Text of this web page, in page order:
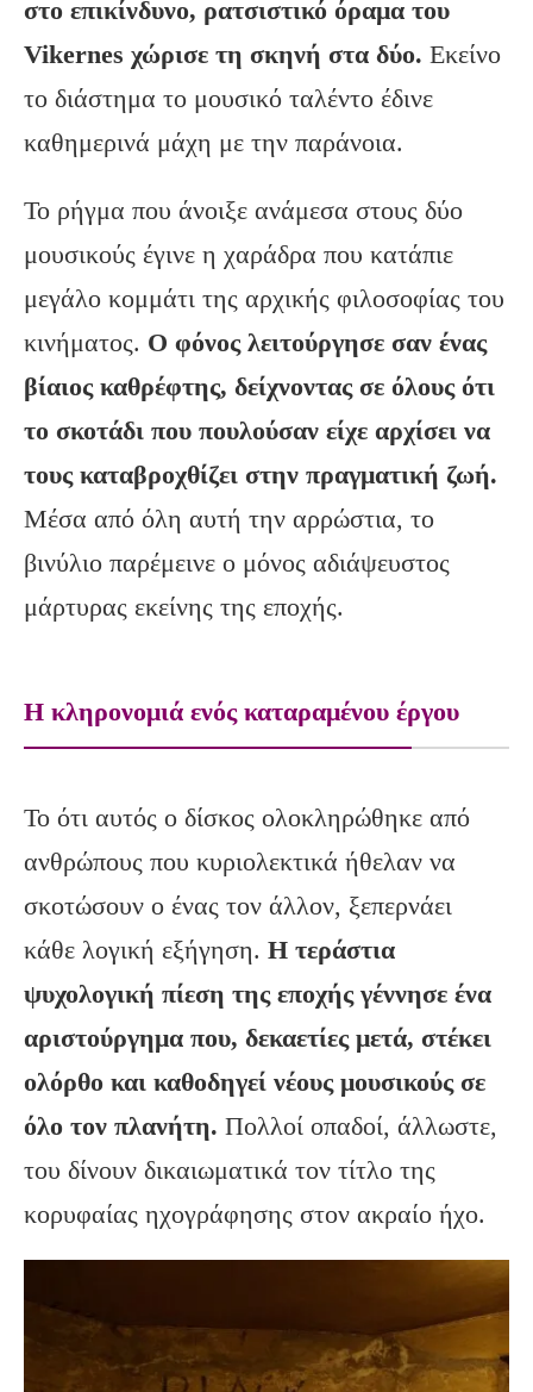
στο επικίνδυνο, ρατσιστικό όραμα του
Vikernes χώρισε τη σκηνή στα δύο. Εκείνο
το διάστημα το μουσικό ταλέντο έδινε
καθημερινά μάχη με την παράνοια.
Το ρήγμα που άνοιξε ανάμεσα στους δύο
μουσικούς έγινε η χαράδρα που κατάπιε
μεγάλο κομμάτι της αρχικής φιλοσοφίας του
κινήματος. Ο φόνος λειτούργησε σαν ένας
βίαιος καθρέφτης, δείχνοντας σε όλους ότι
το σκοτάδι που πουλούσαν είχε αρχίσει να
τους καταβροχθίζει στην πραγματική ζωή.
Μέσα από όλη αυτή την αρρώστια, το
βινύλιο παρέμεινε ο μόνος αδιάψευστος
μάρτυρας εκείνης της εποχής.
Η κληρονομιά ενός καταραμένου έργου
Το ότι αυτός ο δίσκος ολοκληρώθηκε από
ανθρώπους που κυριολεκτικά ήθελαν να
σκοτώσουν ο ένας τον άλλον, ξεπερνάει
κάθε λογική εξήγηση. Η τεράστια
ψυχολογική πίεση της εποχής γέννησε ένα
αριστούργημα που, δεκαετίες μετά, στέκει
ολόρθο και καθοδηγεί νέους μουσικούς σε
όλο τον πλανήτη. Πολλοί οπαδοί, άλλωστε,
του δίνουν δικαιωματικά τον τίτλο της
κορυφαίας ηχογράφησης στον ακραίο ήχο.